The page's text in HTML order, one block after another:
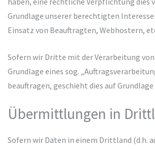
Grundlage unserer berechtigten
Einsatz von Beauftragten, Webhostern,
Sofern wir Dritte mit der Verarbeitung
Grundlage eines sog.
beauftragen, geschieht dies auf Grundlage
Übermittlungen in
Sofern wir Daten in einem Drittland (d.h.